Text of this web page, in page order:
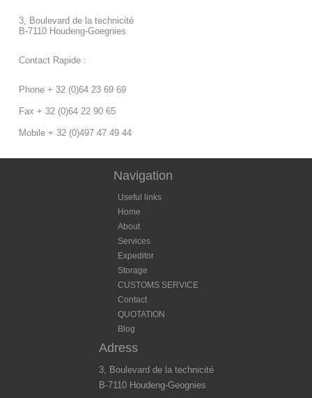
3, Boulevard de la technicité
B-7110 Houdeng-Goegnies
Contact Rapide :
Phone + 32 (0)64 23 69 69
Fax + 32 (0)64 22 90 65
Mobile + 32 (0)497 47 49 44
Navigation
Useful links
Home
About
Services
Expeditor
Storage
CUSTOMS SERVICE
Contact
QUOTATION
Blog
Adress
3, Boulevard de la technicité
B-7110 Houdeng-Geognies